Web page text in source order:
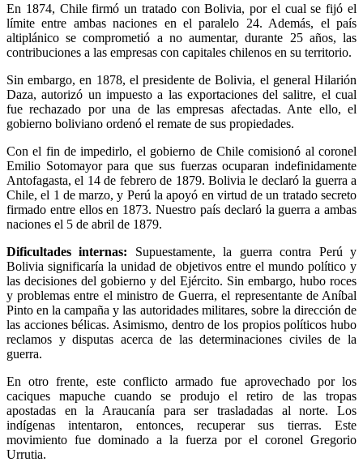
En 1874, Chile firmó un tratado con Bolivia, por el cual se fijó el
límite entre ambas naciones en el paralelo 24. Además, el país
altiplánico se comprometió a no aumentar, durante 25 años, las
contribuciones a las empresas con capitales chilenos en su territorio.
Sin embargo, en 1878, el presidente de Bolivia, el general Hilarión
Daza, autorizó un impuesto a las exportaciones del salitre, el cual
fue rechazado por una de las empresas afectadas. Ante ello, el
gobierno boliviano ordenó el remate de sus propiedades.
Con el fin de impedirlo, el gobierno de Chile comisionó al coronel
Emilio Sotomayor para que sus fuerzas ocuparan indefinidamente
Antofagasta, el 14 de febrero de 1879. Bolivia le declaró la guerra a
Chile, el 1 de marzo, y Perú la apoyó en virtud de un tratado secreto
firmado entre ellos en 1873. Nuestro país declaró la guerra a ambas
naciones el 5 de abril de 1879.
Dificultades internas: Supuestamente, la guerra contra Perú y
Bolivia significaría la unidad de objetivos entre el mundo político y
las decisiones del gobierno y del Ejército. Sin embargo, hubo roces
y problemas entre el ministro de Guerra, el representante de Aníbal
Pinto en la campaña y las autoridades militares, sobre la dirección de
las acciones bélicas. Asimismo, dentro de los propios políticos hubo
reclamos y disputas acerca de las determinaciones civiles de la
guerra.
En otro frente, este conflicto armado fue aprovechado por los
caciques mapuche cuando se produjo el retiro de las tropas
apostadas en la Araucanía para ser trasladadas al norte. Los
indígenas intentaron, entonces, recuperar sus tierras. Este
movimiento fue dominado a la fuerza por el coronel Gregorio
Urrutia.